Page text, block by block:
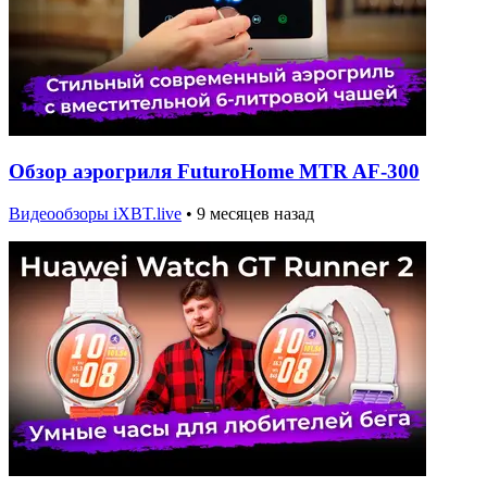
Обзор аэрогриля FuturoHome MTR AF-300
Видеообзоры iXBT.live • 9 месяцев назад